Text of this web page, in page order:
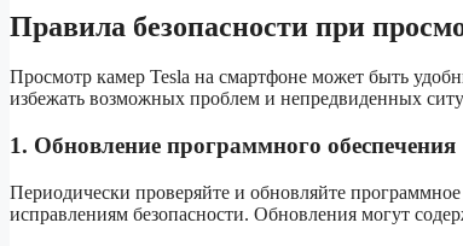
Правила безопасности при
Просмотр камер Tesla на смартфоне может быть
избежать возможных проблем и непредвиденных
1. Обновление программного обеспечения
Периодически проверяйте и обновляйте
исправлениям безопасности. Обновления могут